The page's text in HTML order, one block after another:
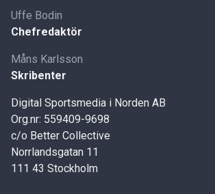
Uffe Bodin
Chefredaktör
Måns Karlsson
Skribenter
Digital Sportsmedia i Norden AB
Org.nr: 559409-9698
c/o Better Collective
Norrlandsgatan 11
111 43 Stockholm